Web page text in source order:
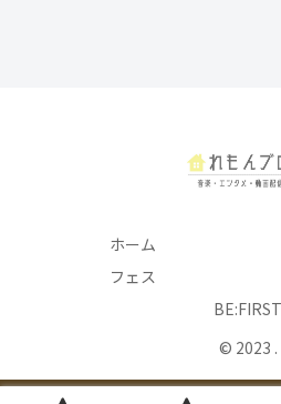
ホーム
フェス
BE:FIRST
© 2023 .